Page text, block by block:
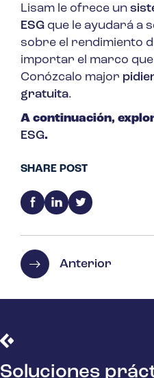
Lisam le ofrece un
ESG que le ayudará a
sobre el rendimiento
importar el marco
Conózcalo major
gratuita.
A continuación,
ESG.
SHARE POST
Anterior
Soluciones